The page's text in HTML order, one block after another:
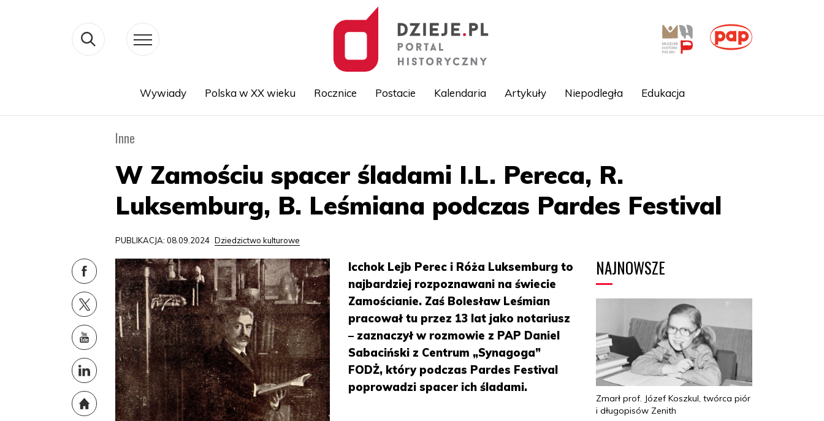
Wywiady Polska w XX wieku Rocznice Postacie Kalendaria Artykuły Niepodległa Edukacja
Inne
W Zamościu spacer śladami I.L. Pereca, R.
Luksemburg, B. Leśmiana podczas Pardes Festival
PUBLIKACJA: 08.09.2024 Dziedzictwo kulturowe
Icchok Lejb Perec i Róża Luksemburg to
najbardziej rozpoznawani na świecie
Zamościanie. Zaś Bolesław Leśmian
pracował tu przez 13 lat jako notariusz
– zaznaczył w rozmowie z PAP Daniel
Sabaciński z Centrum „Synagoga”
FODŻ, który podczas Pardes Festival
poprowadzi spacer ich śladami.
NAJNOWSZE
Zmarł prof. Józef Koszkul, twórca piór
i długopisów Zenith